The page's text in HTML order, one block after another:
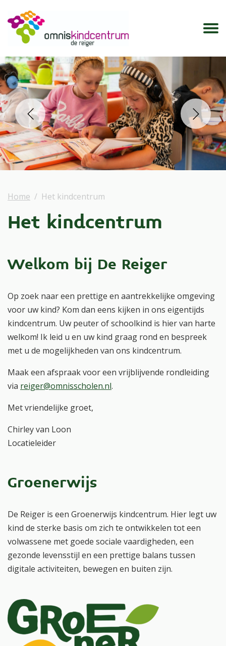
prev next
Home Het kindcentrum
Het kindcentrum
Welkom bij De Reiger
Op zoek naar een prettige en aantrekkelijke omgeving
voor uw kind? Kom dan eens kijken in ons eigentijds
kindcentrum. Uw peuter of schoolkind is hier van harte
welkom! Ik leid u en uw kind graag rond en bespreek
met u de mogelijkheden van ons kindcentrum.
Maak een afspraak voor een vrijblijvende rondleiding
via reiger@omnisscholen.nl.
Met vriendelijke groet,
Chirley van Loon
Locatieleider
Groenerwijs
De Reiger is een Groenerwijs kindcentrum. Hier legt uw
kind de sterke basis om zich te ontwikkelen tot een
volwassene met goede sociale vaardigheden, een
gezonde levensstijl en een prettige balans tussen
digitale activiteiten, bewegen en buiten zijn.